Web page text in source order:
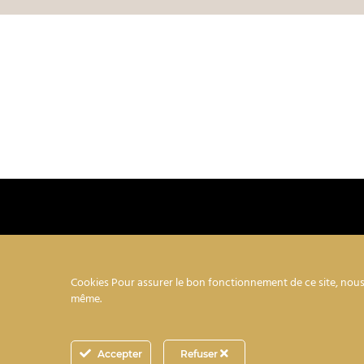
Cookies Pour assurer le bon fonctionnement de ce site,
même.
Accepter Refuser